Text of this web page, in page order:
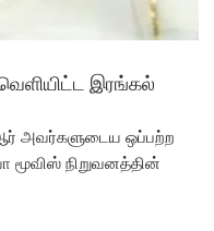
இரங்கல்
அவர்களுடைய ஒப்பற்ற
மூவிஸ் நிறுவனத்தின்